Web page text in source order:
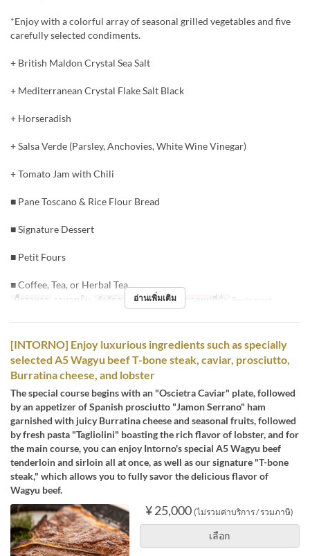
*Enjoy with a colorful array of seasonal grilled vegetables and five
carefully selected condiments.
+ British Maldon Crystal Sea Salt
+ Mediterranean Crystal Flake Salt Black
+ Horseradish
+ Salsa Verde (Parsley, Anchovies, White Wine Vinegar)
+ Tomato Jam with Chili
■ Pane Toscano & Rice Flour Bread
■ Signature Dessert
■ Petit Fours
■ Coffee, Tea, or Herbal Tea
มื้ออาหาร อาหารเย็น จำกัดการสั่งซื้อ 2 ~ 8 หมวดหมู่ที่นั่ง Restaurant
อ่านเพิ่มเติม
[INTORNO] Enjoy luxurious ingredients such as specially
selected A5 Wagyu beef T-bone steak, caviar, prosciutto,
Burratina cheese, and lobster
The special course begins with an "Oscietra Caviar" plate, followed
by an appetizer of Spanish prosciutto "Jamon Serrano" ham
garnished with juicy Burratina cheese and seasonal fruits, followed
by fresh pasta "Tagliolini" boasting the rich flavor of lobster, and for
the main course, you can enjoy Intorno's special A5 Wagyu beef
tenderloin and sirloin all at once, as well as our signature "T-bone
steak," which allows you to fully savor the delicious flavor of
Wagyu beef.
¥ 25,000 (ไม่รวมค่าบริการ / รวมภาษี)
เลือก